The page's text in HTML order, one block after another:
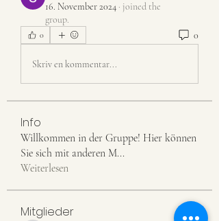
16. November 2024 · joined the
group.
0 0
Skriv en kommentar...
Info
Willkommen in der Gruppe! Hier können
Sie sich mit anderen M...
Weiterlesen
Mitglieder